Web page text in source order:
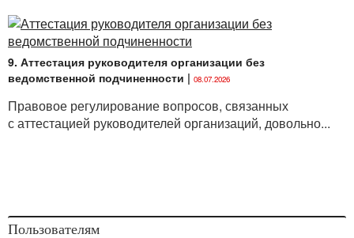
9. Аттестация руководителя организации без
ведомственной подчиненности | 08.07.2026
Правовое регулирование вопросов, связанных
с аттестацией руководителей организаций, довольно...
Пользователям